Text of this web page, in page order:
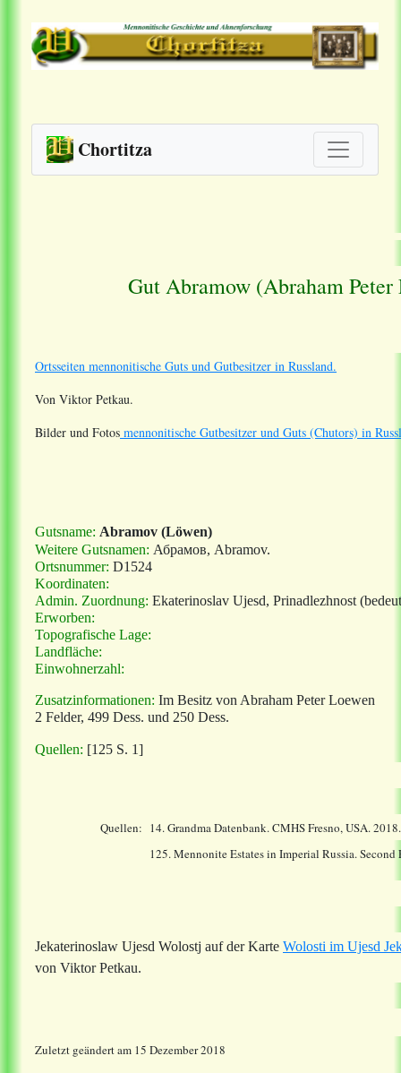
Chortitza
Gut Abramow (Abraham
Ortsseiten mennonitische Guts und Gutbesitzer in Russland.
Von Viktor Petkau.
Bilder und Fotos mennonitische Gutbesitzer und Guts (Chutors) in
Gutsname: Abramov (Löwen)
Weitere Gutsnamen: Абрамов, Abramov.
Ortsnummer: D1524
Koordinaten:
Admin. Zuordnung: Ekaterinoslav Ujesd, Prinadlezhnost
Erworben:
Topografische Lage:
Landfläche:
Einwohnerzahl:
Zusatzinformationen: Im Besitz von Abraham Peter Loewen
2 Felder, 499 Dess. und 250 Dess.
Quellen: [125 S. 1]
Quellen: 14.Grandma Datenbank. CMHS Fresno, USA.
125. Mennonite Estates in Imperial Russia.
Jekaterinoslaw Ujesd Wolostj auf der Karte Wolosti im Ujesd
von Viktor Petkau.
Zuletzt geändert am 15 Dezember 2018